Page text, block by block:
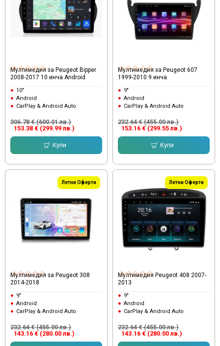
Мултимедия за Peugeot Bipper
2008-2017 10 инча Android
10"
Android
CarPlay & Android Auto
153.38 € (299.99 лв.)
306.78 € (600.01 лв.)
Купи
Мултимедия за Peugeot 607
1999-2010 9 инча
9"
Android
CarPlay & Android Auto
153.16 € (299.55 лв.)
232.64 € (455.00 лв.)
Купи
Летни Оферти
Мултимедия за Peugeot 308
2014-2018
9"
Android
CarPlay & Android Auto
143.16 € (280.00 лв.)
232.64 € (455.00 лв.)
Летни Оферти
Мултимедия Peugeot 408 2007-
2013
9"
Android
CarPlay & Android Auto
143.16 € (280.00 лв.)
232.64 € (455.00 лв.)